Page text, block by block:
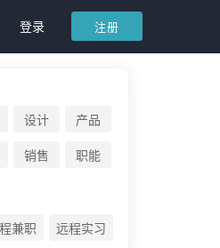
登录 注册
设计
产品
销售 职能
兼职 远程实习